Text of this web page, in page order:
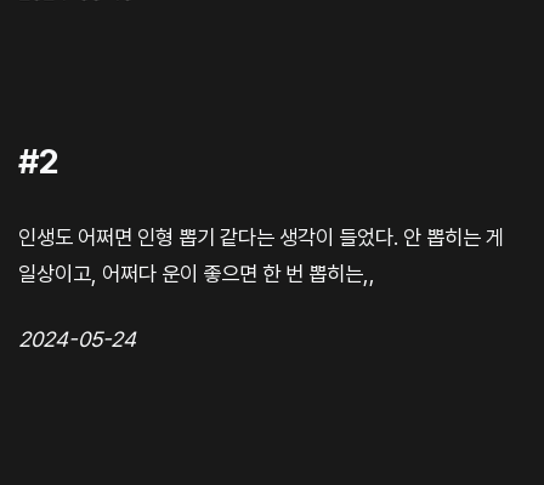
#2
인생도 어쩌면 인형 뽑기 같다는 생각이 들었다. 안 뽑히는 게
일상이고, 어쩌다 운이 좋으면 한 번 뽑히는,,
2024-05-24